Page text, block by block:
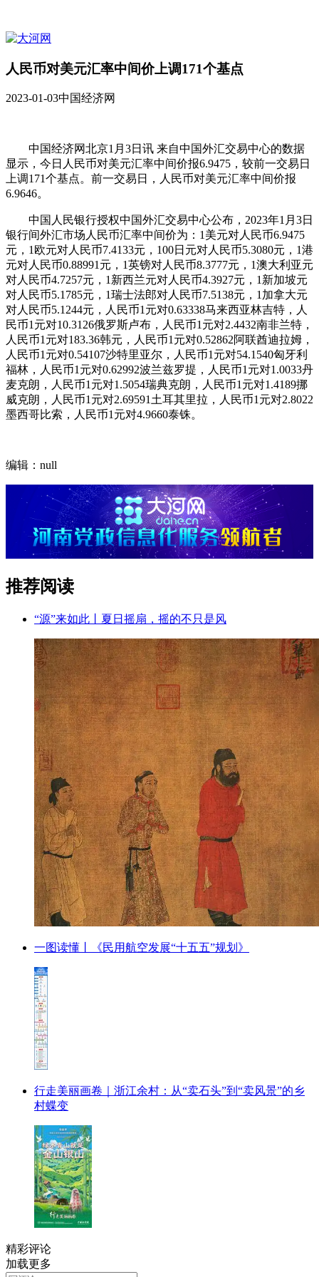
人民币对美元汇率中间价上调171个基点
2023-01-03中国经济网
中国经济网北京1月3日讯 来自中国外汇交易中心的数据
显示，今日人民币对美元汇率中间价报6.9475，较前一交易日
上调171个基点。前一交易日，人民币对美元汇率中间价报
6.9646。
中国人民银行授权中国外汇交易中心公布，2023年1月3日
银行间外汇市场人民币汇率中间价为：1美元对人民币6.9475
元，1欧元对人民币7.4133元，100日元对人民币5.3080元，1港
元对人民币0.88991元，1英镑对人民币8.3777元，1澳大利亚元
对人民币4.7257元，1新西兰元对人民币4.3927元，1新加坡元
对人民币5.1785元，1瑞士法郎对人民币7.5138元，1加拿大元
对人民币5.1244元，人民币1元对0.63338马来西亚林吉特，人
民币1元对10.3126俄罗斯卢布，人民币1元对2.4432南非兰特，
人民币1元对183.36韩元，人民币1元对0.52862阿联酋迪拉姆，
人民币1元对0.54107沙特里亚尔，人民币1元对54.1540匈牙利
福林，人民币1元对0.62992波兰兹罗提，人民币1元对1.0033丹
麦克朗，人民币1元对1.5054瑞典克朗，人民币1元对1.4189挪
威克朗，人民币1元对2.69591土耳其里拉，人民币1元对2.8022
墨西哥比索，人民币1元对4.9660泰铢。
编辑：null
推荐阅读
“源”来如此丨夏日摇扇，摇的不只是风
一图读懂丨《民用航空发展“十五五”规划》
行走美丽画卷｜浙江余村：从“卖石头”到“卖风景”的乡
村蝶变
精彩评论
加载更多